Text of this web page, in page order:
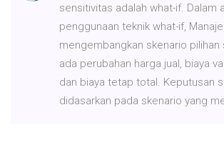
sensitivitas adalah what-if. Dalam
penggunaan teknik what-if,
mengembangkan skenario pilihan
ada perubahan harga jual, biaya
dan biaya tetap total. Keputusan
didasarkan pada skenario yang